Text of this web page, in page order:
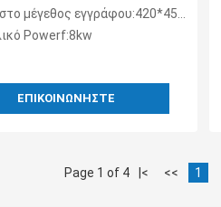
σερβο μηχανών
μέγεθος εγγράφου:420*450mm
Powerf:8kw
ΕΠΙΚΟΙΝΩΝΉΣΤΕ
Page 1 of 4 |< << 1